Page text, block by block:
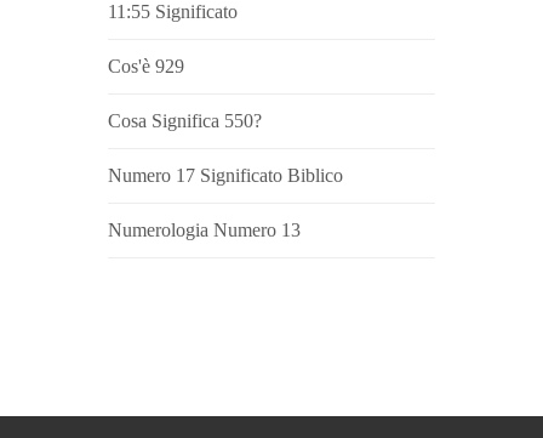
11:55 Significato
Cos'è 929
Cosa Significa 550?
Numero 17 Significato Biblico
Numerologia Numero 13